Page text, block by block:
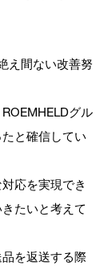
え間ない改善努
グル
と確信してい
応を実現でき
たいと考えて
を返送する際